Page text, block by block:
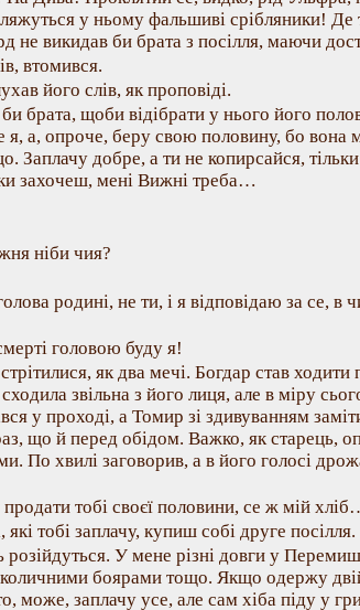
у ньому фальшиві срібляники! Де
не викидав би брата з посілля, маючи
втомився.
його слів, як проповіді.
брата, щоби відібрати у нього його
я, а, опроче, беру свою половину, бо вона
добре, а ти не копирсайся,
захочеш, мені Вижні треба…
ніби чия?
родині, не ти, і я відповідаю за се, в
головою буду я!
як два мечі. Богдар став ходити
звільна з його лиця, але в міру
у проході, а Томир зі здивуванням
що й перед обідом. Важко, як старець,
По хвилі заговорив, а в його голосі
тобі своєї половини, се ж мій
тобі заплачу, купиш собі друге посілля.
У мене різні довги у
боярами тощо. Якщо одержу
може, заплачу усе, але сам хіба піду у